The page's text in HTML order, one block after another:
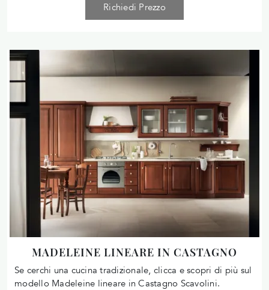
Richiedi Prezzo
MADELEINE LINEARE IN CASTAGNO
Se cerchi una cucina tradizionale, clicca e scopri di più sul
modello Madeleine lineare in Castagno Scavolini.